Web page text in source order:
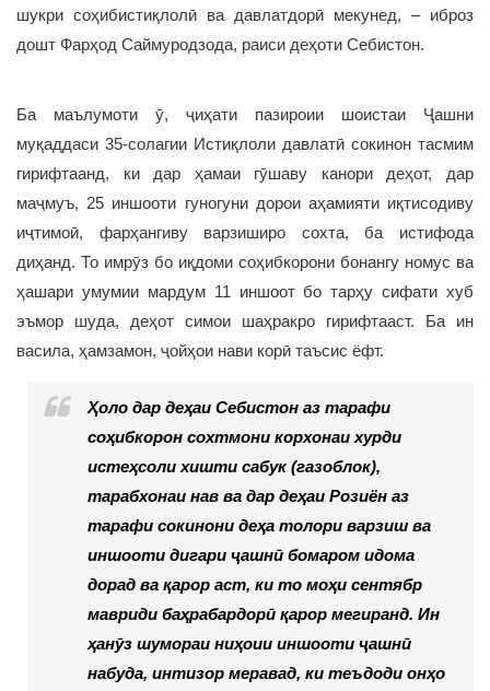
шукри соҳибистиқлолӣ ва давлатдорӣ мекунед, – иброз
дошт Фарҳод Саймуродзода, раиси деҳоти Себистон.
Ба маълумоти ӯ, ҷиҳати пазироии шоистаи Ҷашни
муқаддаси 35-солагии Истиқлоли давлатӣ сокинон тасмим
гирифтаанд, ки дар ҳамаи гӯшаву канори деҳот, дар
маҷмуъ, 25 иншооти гуногуни дорои аҳамияти иқтисодиву
иҷтимоӣ, фарҳангиву варзиширо сохта, ба истифода
диҳанд. То имрӯз бо иқдоми соҳибкорони бонангу номус ва
ҳашари умумии мардум 11 иншоот бо тарҳу сифати хуб
эъмор шуда, деҳот симои шаҳракро гирифтааст. Ба ин
васила, ҳамзамон, ҷойҳои нави корӣ таъсис ёфт.
Ҳоло дар деҳаи Себистон аз тарафи
соҳибкорон сохтмони корхонаи хурди
истеҳсоли хишти сабук (газоблок),
тарабхонаи нав ва дар деҳаи Розиён аз
тарафи сокинони деҳа толори варзиш ва
иншооти дигари ҷашнӣ бомаром идома
дорад ва қарор аст, ки то моҳи сентябр
мавриди баҳрабардорӣ қарор мегиранд. Ин
ҳанӯз шумораи ниҳоии иншооти ҷашнӣ
набуда, интизор меравад, ки теъдоди онҳо